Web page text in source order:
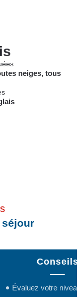
neiges, tous
séjour
Conseils
Évaluez votre niveau